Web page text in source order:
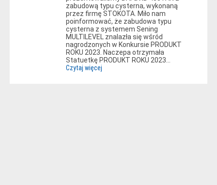
zabudową typu cysterna, wykonaną
przez firmę STOKOTA. Miło nam
poinformować, że zabudowa typu
cysterna z systemem Sening
MULTILEVEL znalazła się wśród
nagrodzonych w Konkursie PRODUKT
ROKU 2023. Naczepa otrzymała
Statuetkę PRODUKT ROKU 2023…
Czytaj więcej